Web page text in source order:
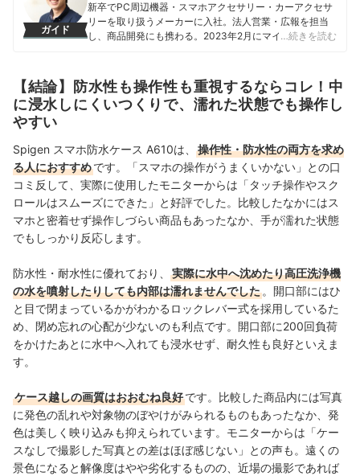
ガイド
新卒でPC周辺機器・スマホアクセサリー・カーアクセサ
リーを取り扱うメーカーに入社。法人営業・広報を担当
し、商品開発にも携わる。2023年2月にマイベストに入
家電を中心に幅広いジャンルのコンテンツ制作に携わ
る。「専門性をもとにした調査・検証を通じ、一人ひと
りに合った選択肢を分かりやすく提案すること」を心が
…続きを読む
【結論】防水性も操作性も重視するならコレ！中
に浸水しにくいつくりで、濡れた状態でも操作し
やすい
Spigen スマホ防水ケース A610は、
操作性・防水性の両方を求め
る人におすすめです。「スマホの操作がうまくいかない」との口
コミ反して、実際に使用したモニターからは「タッチ操作やスク
ロールはスムーズにできた」と好評でした。比較したなかにはス
マホと密着せず操作しづらい商品もあったなか、手が濡れた状態
でもしっかり反応します。
防水性・耐水性に優れており、
実際に水中へ沈めたり高圧洗浄機
の水を噴射したりしても内部は濡れませんでした 。開口部にはひ
と目で閉まっているかがわかるロックレバー式を採用しているた
め、閉め忘れの心配が少ないのも利点です。開口部に200回負荷
をかけたあとに水中へ入れても浸水せず、耐久性も良好といえま
す。
ケース越しの画質はおおむね良好です。比較した商品内には写真
に発色の乱れや対象物のぼやけがみられるものもあったなか、発
色は美しく映り込みも抑えられています。モニターからは「ケー
スなしで撮影した写真との差はほぼ感じない」との声も。遠くの
景色になると解像度はやや劣化するものの、近場の撮影であれば